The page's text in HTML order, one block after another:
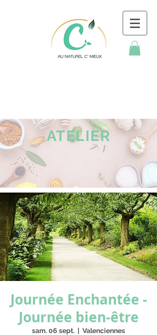
ATELIER
Journée Enchantée -
Journée bien-être
sam. 06 sept.
  |
Valenciennes